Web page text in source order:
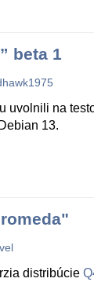
beta 1
uvolnili na
13.
distribúcie